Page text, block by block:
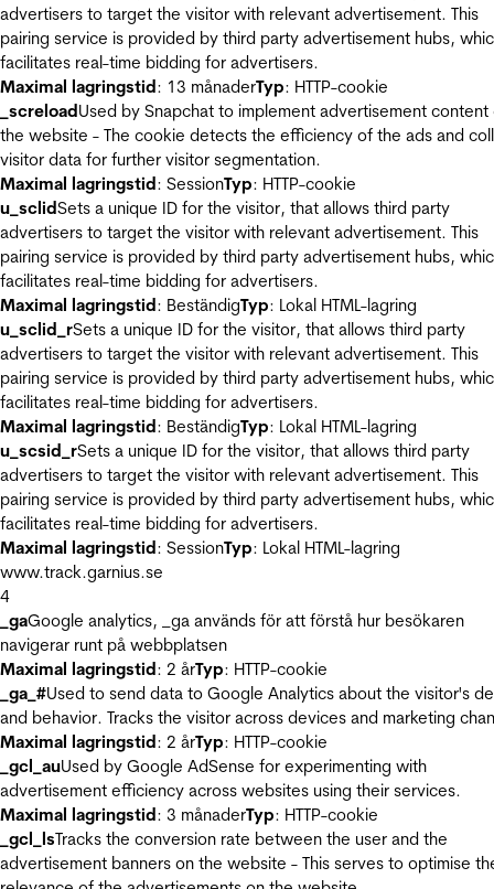
advertisers to target the visitor with relevant advertisement. This
pairing service is provided by third party advertisement hubs,
facilitates real-time bidding for advertisers.
Maximal lagringstid: 13 månaderTyp: HTTP-cookie
_screloadUsed by Snapchat to implement advertisement content
the website - The cookie detects the efficiency of the ads and
visitor data for further visitor segmentation.
Maximal lagringstid: SessionTyp: HTTP-cookie
u_sclidSets a unique ID for the visitor, that allows third party
advertisers to target the visitor with relevant advertisement. This
pairing service is provided by third party advertisement hubs,
facilitates real-time bidding for advertisers.
Maximal lagringstid: BeständigTyp: Lokal HTML-lagring
u_sclid_rSets a unique ID for the visitor, that allows third party
advertisers to target the visitor with relevant advertisement. This
pairing service is provided by third party advertisement hubs,
facilitates real-time bidding for advertisers.
Maximal lagringstid: BeständigTyp: Lokal HTML-lagring
u_scsid_rSets a unique ID for the visitor, that allows third party
advertisers to target the visitor with relevant advertisement. This
pairing service is provided by third party advertisement hubs,
facilitates real-time bidding for advertisers.
Maximal lagringstid: SessionTyp: Lokal HTML-lagring
www.track.garnius.se
4
_gaGoogle analytics, _ga används för att förstå hur besökaren
navigerar runt på webbplatsen
Maximal lagringstid: 2 årTyp: HTTP-cookie
_ga_#Used to send data to Google Analytics about the visitor's
and behavior. Tracks the visitor across devices and marketing
Maximal lagringstid: 2 årTyp: HTTP-cookie
_gcl_auUsed by Google AdSense for experimenting with
advertisement efficiency across websites using their services.
Maximal lagringstid: 3 månaderTyp: HTTP-cookie
_gcl_lsTracks the conversion rate between the user and the
advertisement banners on the website - This serves to optimise